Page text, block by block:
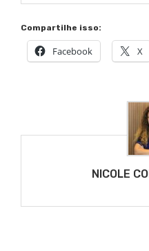
Compartilhe isso:
Facebook X
NICOLE